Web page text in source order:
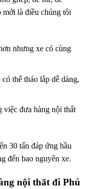
mới là điều chúng tôi
nhưng xe có cùng
thể tháo lắp dễ dàng,
việc đưa hàng nội thất
30 tấn đáp ứng hầu
đến bao nguyên xe.
nội thất đi Phú